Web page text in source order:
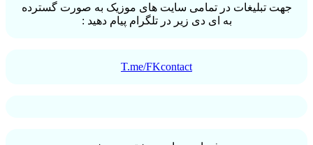
جهت تبلیغات در تمامی سایت های موزیک به صورت گسترده
به ای دی زیر در تلگرام پیام دهید :
T.me/FKcontact